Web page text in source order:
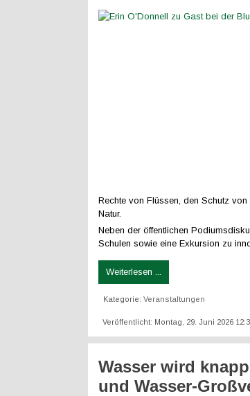
Rechte von Flüssen, den Schutz
Natur.
Neben der öffentlichen
Schulen sowie eine Exkursion zu
Weiterlesen ...
Kategorie:Veranstaltungen
Veröffentlicht: Montag, 29. Juni 2026
Wasser wird
und Wasser-